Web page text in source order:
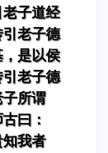
子道经
老子德
是以侯
老子德
所谓
曰：
知我者